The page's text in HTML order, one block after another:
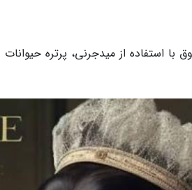
استفاده از میدجرنی، پرتره